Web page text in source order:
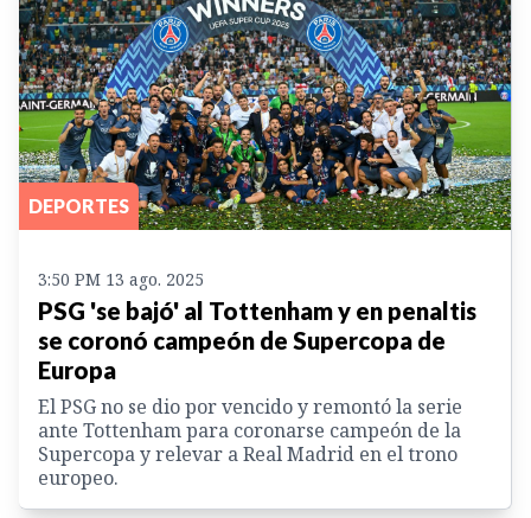
DEPORTES
3:50 PM 13 ago. 2025
PSG 'se bajó' al Tottenham y en penaltis
se coronó campeón de Supercopa de
Europa
El PSG no se dio por vencido y remontó la serie
ante Tottenham para coronarse campeón de la
Supercopa y relevar a Real Madrid en el trono
europeo.